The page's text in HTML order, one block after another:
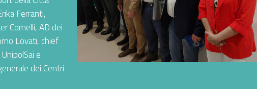
Ferranti,
Comelli, AD dei
Lovati, chief
e
dei Centri